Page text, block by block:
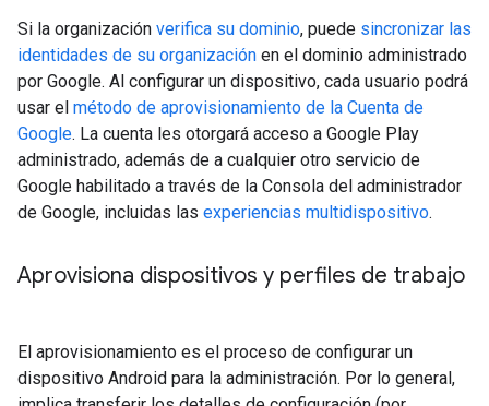
Si la organización verifica su dominio, puede sincronizar las
identidades de su organización en el dominio administrado
por Google. Al configurar un dispositivo, cada usuario podrá
usar el método de aprovisionamiento de la Cuenta de
Google. La cuenta les otorgará acceso a Google Play
administrado, además de a cualquier otro servicio de
Google habilitado a través de la Consola del administrador
de Google, incluidas las experiencias multidispositivo.
Aprovisiona dispositivos y perfiles de trabajo
El aprovisionamiento es el proceso de configurar un
dispositivo Android para la administración. Por lo general,